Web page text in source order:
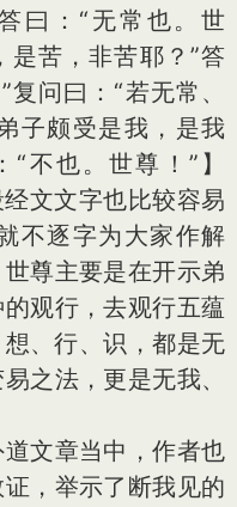
曰：“无常也。世
是苦，非苦耶？”答
问曰：“若无常、
子颇受是我，是我
不也。世尊！”】
经文文字也比较容易
不逐字为大家作解
尊主要是在开示弟
观行，去观行五蕴
、行、识，都是无
之法，更是无我、
文章当中，作者也
，举示了断我见的